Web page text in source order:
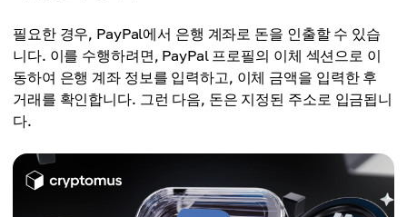
필요한 경우, PayPal에서 은행 계좌로 돈을 인출할 수 있습
니다. 이를 수행하려면, PayPal 프로필의 이체 섹션으로 이
동하여 은행 계좌 정보를 입력하고, 이체 금액을 입력한 후
거래를 확인합니다. 그런 다음, 돈은 지정된 주소로 입금됩니
다.